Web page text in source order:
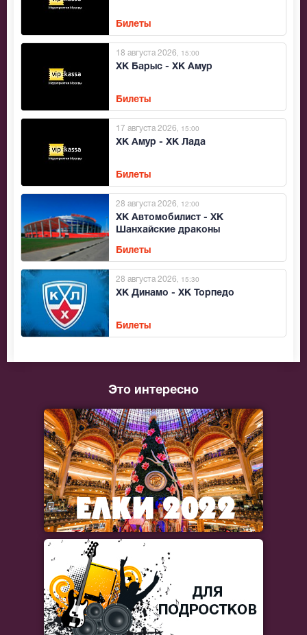
Билеты
ХК Барыс - ХК Амур
18 августа 2026 , 15:00
Билеты
ХК Амур - ХК Лада
17 августа 2026 , 15:00
Билеты
ХК Автомобилист - ХК
Шанхайские драконы
28 августа 2026 , 12:00
Билеты
ХК Динамо - ХК Торпедо
28 августа 2026 , 15:30
Билеты
Это интересно